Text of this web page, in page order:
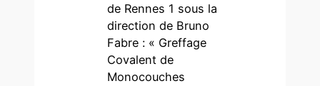
de Rennes 1 sous la
direction de Bruno
Fabre : « Greffage
Covalent de
Monocouches